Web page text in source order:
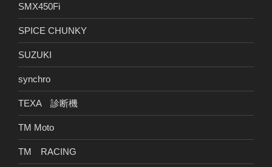
SMX450Fi
SPICE CHUNKY
SUZUKI
synchro
TEXA 診断機
TM Moto
TM RACING